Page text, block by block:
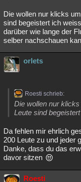
Die wollen nur klicks
sind begeistert ich
darüber wie lange der
selber nachschauen
orlets
Roesti schrieb:
Die wollen nur
Leute sind
Da fehlen mir ehrlich
200 Leute zu und jeder
Danke, dass du das
davor sitzen
Roesti